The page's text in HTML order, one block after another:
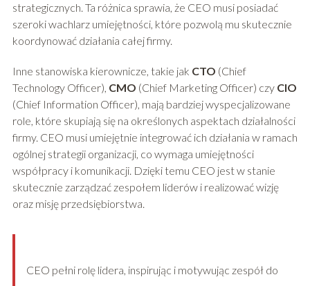
strategicznych. Ta różnica sprawia, że CEO musi posiadać
szeroki wachlarz umiejętności, które pozwolą mu skutecznie
koordynować działania całej firmy.
Inne stanowiska kierownicze, takie jak CTO (Chief
Technology Officer), CMO (Chief Marketing Officer) czy CIO
(Chief Information Officer), mają bardziej wyspecjalizowane
role, które skupiają się na określonych aspektach działalności
firmy. CEO musi umiejętnie integrować ich działania w ramach
ogólnej strategii organizacji, co wymaga umiejętności
współpracy i komunikacji. Dzięki temu CEO jest w stanie
skutecznie zarządzać zespołem liderów i realizować wizję
oraz misję przedsiębiorstwa.
CEO pełni rolę lidera, inspirując i motywując zespół do